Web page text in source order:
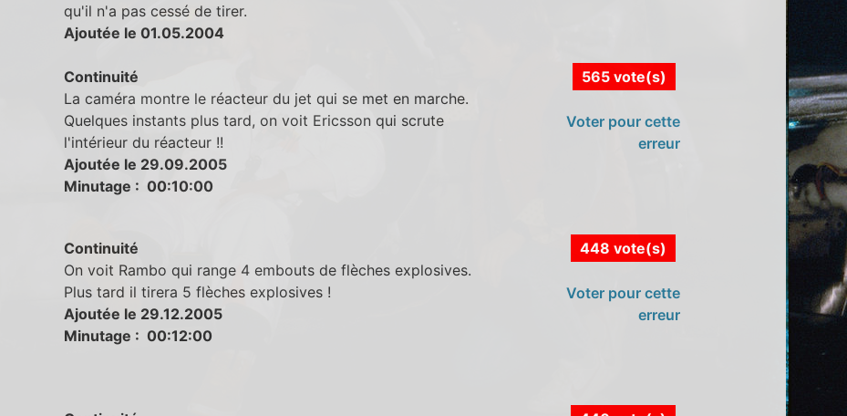
qu'il n'a pas cessé de tirer.
Ajoutée le 01.05.2004
Continuité
La caméra montre le réacteur du jet qui se met en marche.
Quelques instants plus tard, on voit Ericsson qui scrute
l'intérieur du réacteur !!
Ajoutée le 29.09.2005
Minutage : 00:10:00
565 vote(s)
Voter pour cette
erreur
Continuité
On voit Rambo qui range 4 embouts de flèches explosives.
Plus tard il tirera 5 flèches explosives !
Ajoutée le 29.12.2005
Minutage : 00:12:00
448 vote(s)
Voter pour cette
erreur